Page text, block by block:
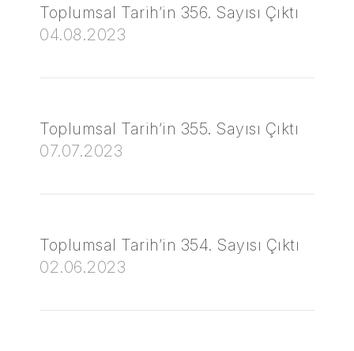
Toplumsal Tarih’in 356. Sayısı Çıktı
04.08.2023
Toplumsal Tarih’in 355. Sayısı Çıktı
07.07.2023
Toplumsal Tarih’in 354. Sayısı Çıktı
02.06.2023